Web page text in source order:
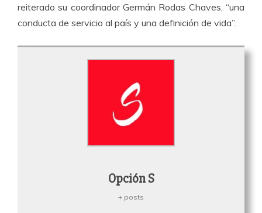
reiterado su coordinador Germán Rodas Chaves, “una
conducta de servicio al país y una definición de vida”.
Opción S
+ posts